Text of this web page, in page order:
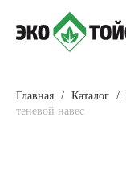
Главная Каталог
теневой навес